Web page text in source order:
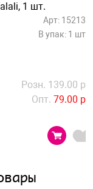
1 шт.
Арт: 15213
В упак: 1 шт
Розн. 139.00 р
Опт. 79.00 р